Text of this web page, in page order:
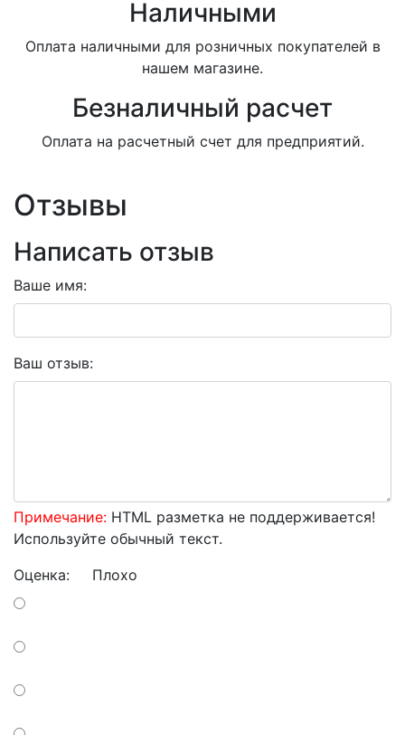
Наличными
Оплата наличными для розничных покупателей в
нашем магазине.
Безналичный расчет
Оплата на расчетный счет для предприятий.
Отзывы
Написать отзыв
Ваше имя:
Ваш отзыв:
Примечание: HTML разметка не поддерживается!
Используйте обычный текст.
Оценка: Плохо